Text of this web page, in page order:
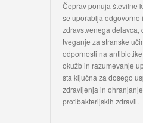
Čeprav ponuja številne
se uporablja odgovorno
zdravstvenega delavca,
tveganje za stranske
odpornosti na
okužb in razumevanje
sta ključna za dosego
zdravljenja in
protibakterijskih zdravil.